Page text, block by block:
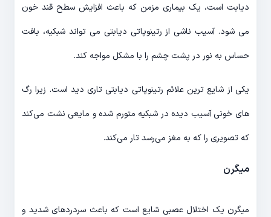
دیابت است، یک بیماری مزمن که باعث افزایش سطح قند خون
می شود. آسیب ناشی از رتینوپاتی دیابتی می تواند شبکیه، بافت
حساس به نور در پشت چشم را با مشکل مواجه کند.
یکی از شایع ترین علائم رتینوپاتی دیابتی تاری دید است. زیرا رگ
های خونی آسیب دیده در شبکیه متورم شده و مایعی نشت می‌کند
که تصویری را که به مغز می‌رسد تار می‌کند.
میگرن
میگرن یک اختلال عصبی شایع است که باعث سردردهای شدید و